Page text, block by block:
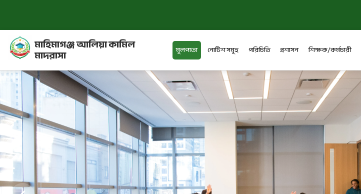
মাহিমাগঞ্জ আলিয়া কামিল
মাদরাসা মূলপাতা নোটিশ সমূহ পরিচিতি প্রশাসন শিক্ষক/কর্মচারী